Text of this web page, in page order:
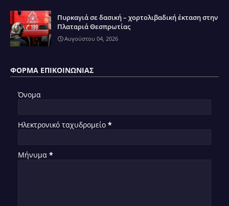
Πυρκαγιά σε δασική – χορτολιβαδική έκταση στην
Πλαταριά Θεσπρωτίας
Αυγούστου 04, 2026
ΦΌΡΜΑ ΕΠΙΚΟΙΝΩΝΊΑΣ
Όνομα
Ηλεκτρονικό ταχυδρομείο *
Μήνυμα *